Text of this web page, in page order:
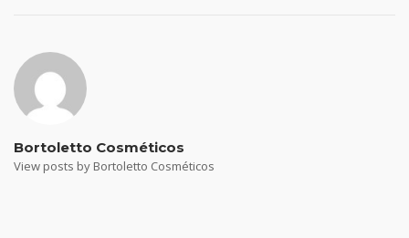
Bortoletto Cosméticos
View posts by Bortoletto Cosméticos